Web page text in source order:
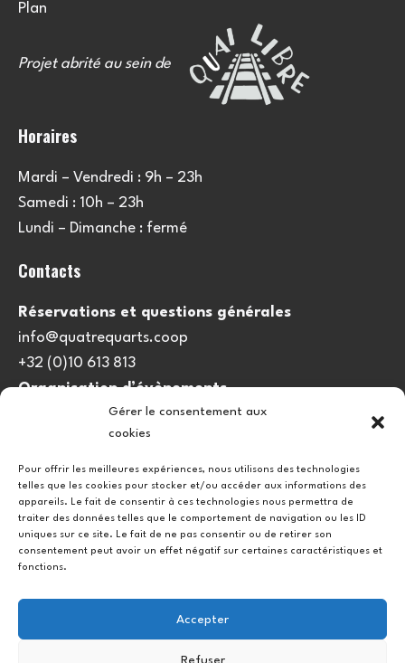
Gérer le consentement aux
cookies
Pour offrir les meilleures expériences, nous utilisons des technologies
telles que les cookies pour stocker et/ou accéder aux informations des
appareils. Le fait de consentir à ces technologies nous permettra de
traiter des données telles que le comportement de navigation ou les ID
uniques sur ce site. Le fait de ne pas consentir ou de retirer son
consentement peut avoir un effet négatif sur certaines caractéristiques et
fonctions.
Accepter
Refuser
Plan
Projet abrité au sein de
Horaires
Mardi – Vendredi : 9h – 23h
Samedi : 10h – 23h
Lundi – Dimanche : fermé
Contacts
Réservations et questions générales
info@quatrequarts.coop
+32 (0)10 613 813
Organisation d’évènements
viedulieu@quatrequarts.coop
Politique de cookies (UE)